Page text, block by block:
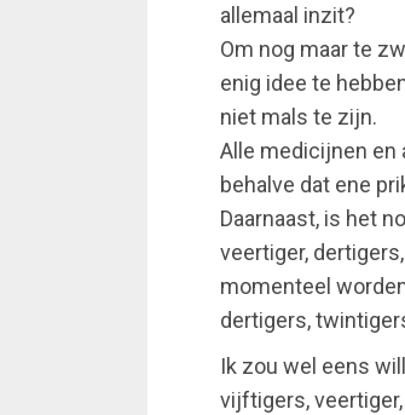
allemaal inzit?
Om nog maar te
enig idee te
niet mals te zijn.
Alle medicijnen en
behalve dat ene
Daarnaast, is het
veertiger,
momenteel
dertigers,
Ik zou wel eens
vijftigers,